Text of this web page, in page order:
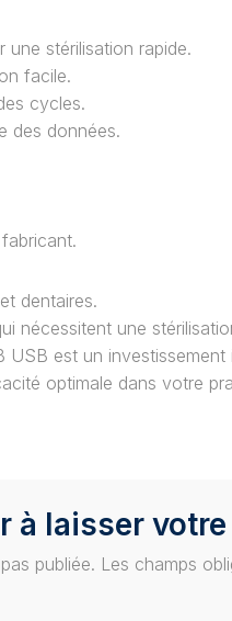
stérilisation rapide.
facile.
cycles.
des données.
dentaires.
nécessitent une
USB est un
optimale dans votre
à laisser
publiée. Les champs